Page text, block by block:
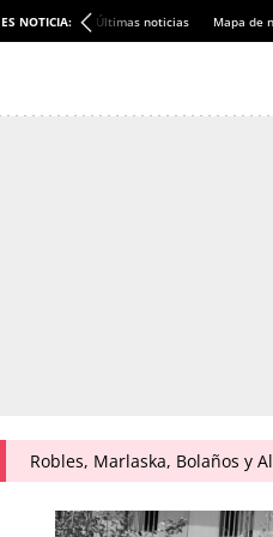
ES NOTICIA: Últimas noticias Mapa de
Robles, Marlaska, Bolaños y